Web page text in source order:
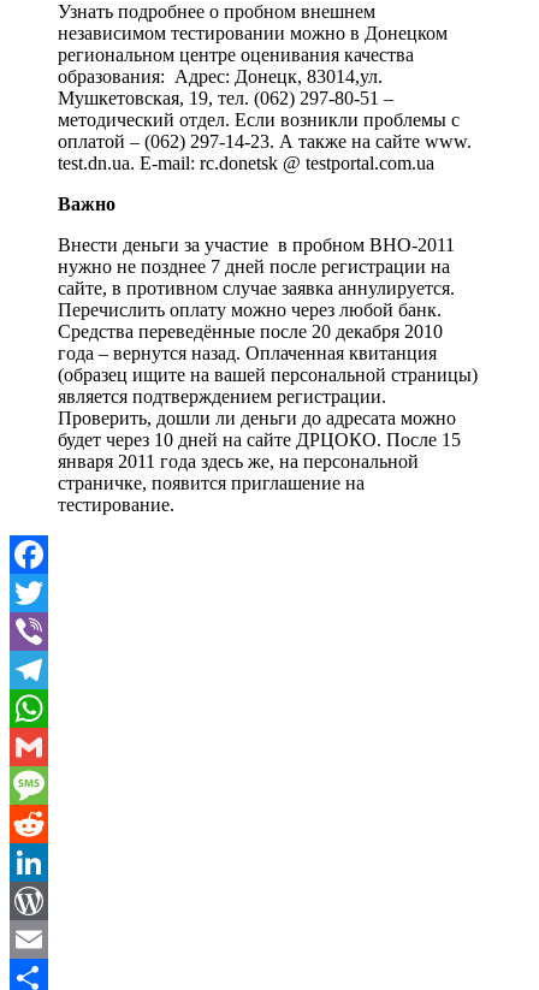
Узнать подробнее о пробном внешнем
независимом тестировании можно в Донецком
региональном центре оценивания качества
образования: Адрес: Донецк, 83014,ул.
Мушкетовская, 19, тел. (062) 297-80-51 –
методический отдел. Если возникли проблемы с
оплатой – (062) 297-14-23. А также на сайте www.
test.dn.ua. Е-mail: rc.donetsk @ testportal.com.ua
Важно
Внести деньги за участие в пробном ВНО-2011
нужно не позднее 7 дней после регистрации на
сайте, в противном случае заявка аннулируется.
Перечислить оплату можно через любой банк.
Средства переведённые после 20 декабря 2010
года – вернутся назад. Оплаченная квитанция
(образец ищите на вашей персональной страницы)
является подтверждением регистрации.
Проверить, дошли ли деньги до адресата можно
будет через 10 дней на сайте ДРЦОКО. После 15
января 2011 года здесь же, на персональной
страничке, появится приглашение на
тестирование.
Facebook
Twitter
Viber
Telegram
WhatsApp
Gmail
Message
Reddit
LinkedIn
WordPress
Email